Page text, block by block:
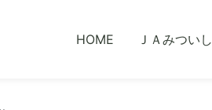
HOME ＪＡみついし